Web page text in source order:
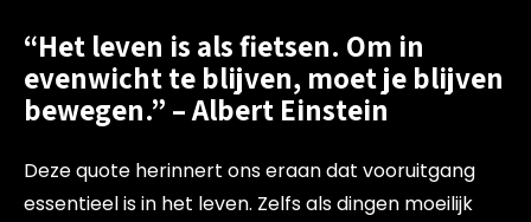
“Het leven is als fietsen. Om in
evenwicht te blijven, moet je blijven
bewegen.” – Albert Einstein
Deze quote herinnert ons eraan dat vooruitgang
essentieel is in het leven. Zelfs als dingen moeilijk